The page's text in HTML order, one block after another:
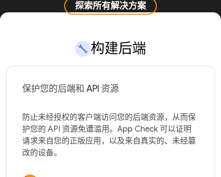
探索所有解决方案
构建后端
保护您的后端和 API 资源
防止未经授权的客户端访问您的后端资源，从而保
护您的 API 资源免遭滥用。App Check 可以证明
请求来自您的正版应用，以及来自真实的、未经篡